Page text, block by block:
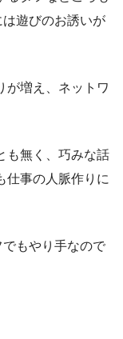
遊びのお誘いが
が増え、ネットワ
も無く、巧みな話
仕事の人脈作りに
もやり手なので